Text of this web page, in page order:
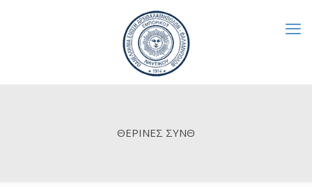
ΘΕΡΙΝΕΣ ΣΥΝΘ